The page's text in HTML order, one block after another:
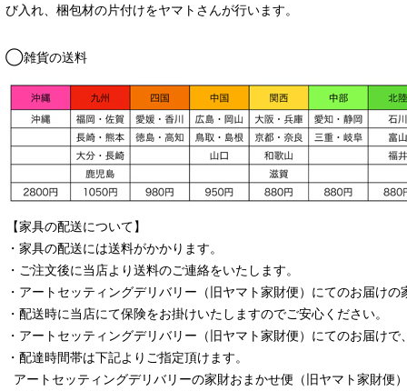
び入れ、梱包材の片付けをヤマトさんが行います。
◯雑貨の送料
【家具の配送について】
・家具の配送には送料がかかります。
・ご注文後に当店より送料のご連絡をいたします。
・ アートセッティングデリバリー （旧ヤマト家財便） にてのお届けの
・配送時に当店にて保険をお掛けいたしますのでご安心ください。
・ アートセッティングデリバリー （旧ヤマト家財便） にてのお届けで
・配達時間帯は下記よりご指定頂けます。
アートセッティングデリバリーの家財おまかせ便 （旧ヤマト家財便